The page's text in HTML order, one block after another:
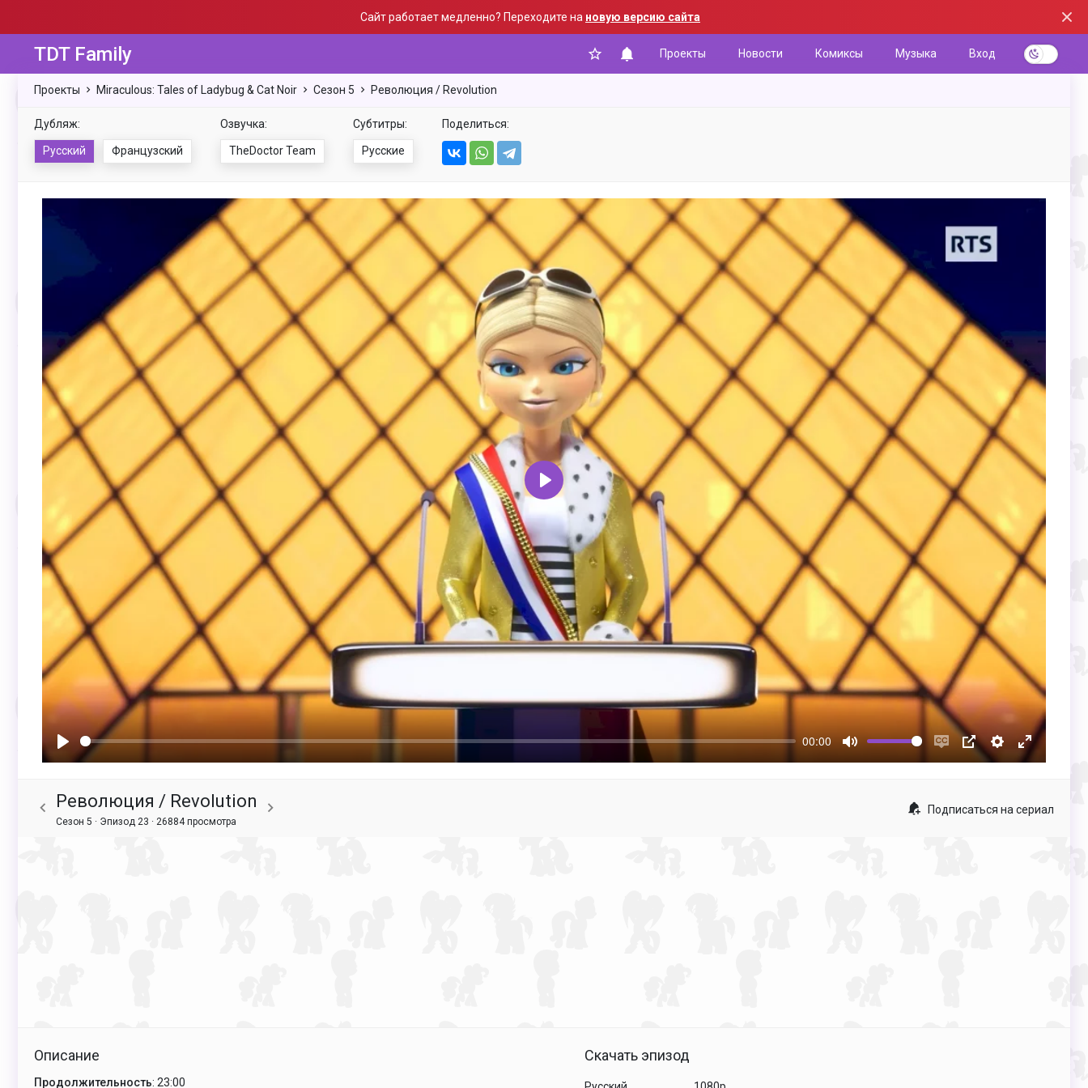
Сайт работает медленно? Переходите на новую версию сайта
TDT Family Проекты Новости Комиксы Музыка Вход
Проекты Miraculous: Tales of Ladybug & Cat Noir Сезон 5 Революция / Revolution
Дубляж:
Русский Французский
Озвучка:
TheDoctor Team
Субтитры:
Русские
Поделиться:
Воспроизвести
00:00
Mute
Enable PIP Настройки
Enter
Воспроизвести
Революция / Revolution
Сезон 5 · Эпизод 23 · 26884 просмотра
Подписаться на сериал
Описание
Продолжительность: 23:00
Скачать эпизод